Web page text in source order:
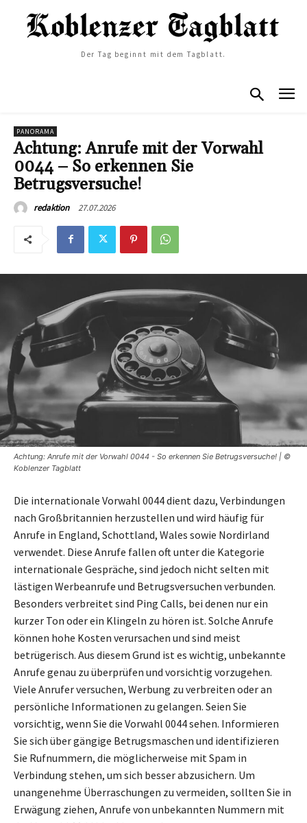
Der Tag beginnt mit dem Tagblatt.
PANORAMA
Achtung: Anrufe mit der Vorwahl
0044 – So erkennen Sie
Betrugsversuche!
redaktion 27.07.2026
Achtung: Anrufe mit der Vorwahl 0044 - So erkennen Sie Betrugsversuche! | ©
Koblenzer Tagblatt
Die internationale Vorwahl 0044 dient dazu, Verbindungen
nach Großbritannien herzustellen und wird häufig für
Anrufe in England, Schottland, Wales sowie Nordirland
verwendet. Diese Anrufe fallen oft unter die Kategorie
internationale Gespräche, sind jedoch nicht selten mit
lästigen Werbeanrufe und Betrugsversuchen verbunden.
Besonders verbreitet sind Ping Calls, bei denen nur ein
kurzer Ton oder ein Klingeln zu hören ist. Solche Anrufe
können hohe Kosten verursachen und sind meist
betrügerisch. Aus diesem Grund ist es wichtig, unbekannte
Anrufe genau zu überprüfen und vorsichtig vorzugehen.
Viele Anrufer versuchen, Werbung zu verbreiten oder an
persönliche Informationen zu gelangen. Seien Sie
vorsichtig, wenn Sie die Vorwahl 0044 sehen. Informieren
Sie sich über gängige Betrugsmaschen und identifizieren
Sie Rufnummern, die möglicherweise mit Spam in
Verbindung stehen, um sich besser abzusichern. Um
unangenehme Überraschungen zu vermeiden, sollten Sie in
Erwägung ziehen, Anrufe von unbekannten Nummern mit